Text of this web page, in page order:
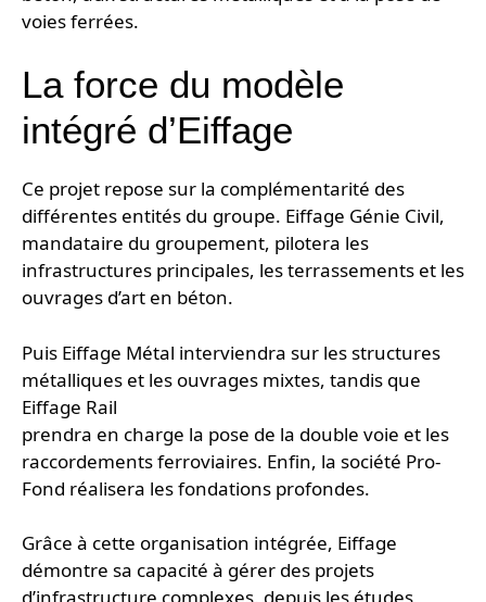
voies ferrées.
La force du modèle
intégré d’Eiffage
Ce projet repose sur la complémentarité des
différentes entités du groupe. Eiffage Génie Civil,
mandataire du groupement, pilotera les
infrastructures principales, les terrassements et les
ouvrages d’art en béton.
Puis Eiffage Métal interviendra sur les structures
métalliques et les ouvrages mixtes, tandis que
Eiffage Rail
prendra en charge la pose de la double voie et les
raccordements ferroviaires. Enfin, la société Pro-
Fond réalisera les fondations profondes.
Grâce à cette organisation intégrée, Eiffage
démontre sa capacité à gérer des projets